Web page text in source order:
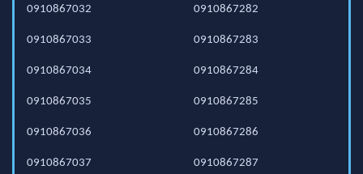
0910867032
0910867033
0910867034
0910867035
0910867036
0910867037
0910867282
0910867283
0910867284
0910867285
0910867286
0910867287